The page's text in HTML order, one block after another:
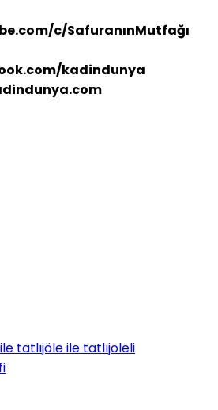
c/SafuranınMutfağı
kadindunya
tatlıjöle ile tatlıjoleli